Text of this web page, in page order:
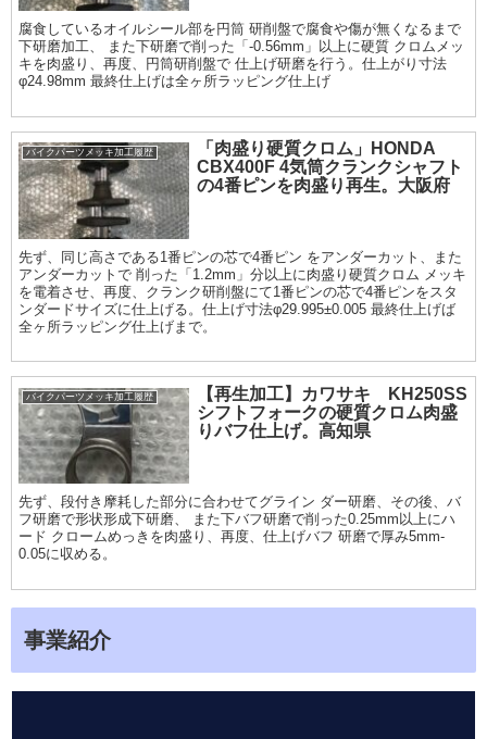
腐食しているオイルシール部を円筒 研削盤で腐食や傷が無くなるまで
下研磨加工、 また下研磨で削った「-0.56mm」以上に硬質 クロムメッ
キを肉盛り、再度、円筒研削盤で 仕上げ研磨を行う。仕上がり寸法
φ24.98mm 最終仕上げは全ヶ所ラッピング仕上げ
バイクパーツメッキ加工履歴
「肉盛り硬質クロム」HONDA
CBX400F 4気筒クランクシャフト
の4番ピンを肉盛り再生。大阪府
先ず、同じ高さである1番ピンの芯で4番ピン をアンダーカット、また
アンダーカットで 削った「1.2mm」分以上に肉盛り硬質クロム メッキ
を電着させ、再度、クランク研削盤にて1番ピンの芯で4番ピンをスタ
ンダードサイズに仕上げる。仕上げ寸法φ29.995±0.005 最終仕上げば
全ヶ所ラッピング仕上げまで。
バイクパーツメッキ加工履歴
【再生加工】カワサキ KH250SS
シフトフォークの硬質クロム肉盛
りバフ仕上げ。高知県
先ず、段付き摩耗した部分に合わせてグライン ダー研磨、その後、バ
フ研磨で形状形成下研磨、 また下バフ研磨で削った0.25mm以上にハ
ード クロームめっきを肉盛り、再度、仕上げバフ 研磨で厚み5mm-
0.05に収める。
事業紹介